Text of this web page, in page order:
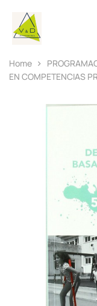
Home
EN COMPETENCIAS